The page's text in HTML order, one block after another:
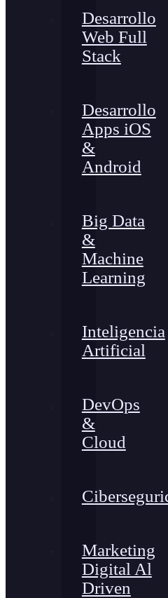
Desarrollo
Web Full
Stack
Desarrollo
Apps iOS
&
Android
Big Data
&
Machine
Learning
Inteligencia
Artificial
DevOps
&
Cloud
Marketing
Digital Al
Driven